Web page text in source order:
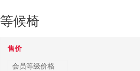
等候椅
售价
会员等级价格